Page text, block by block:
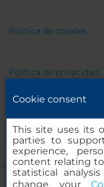
Política de cookies
Política de privacidad
Cookie consent
This site uses its
parties to
experience,
content relating
statistical
change your